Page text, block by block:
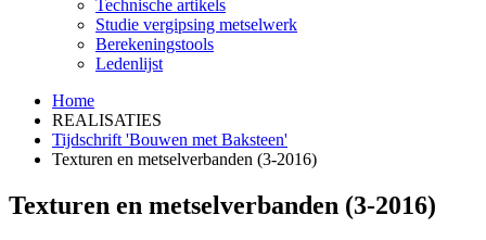
Technische artikels
Studie vergipsing metselwerk
Berekeningstools
Ledenlijst
Home
REALISATIES
Tijdschrift 'Bouwen met Baksteen'
Texturen en metselverbanden (3-2016)
Texturen en metselverbanden (3-2016)